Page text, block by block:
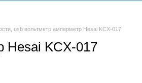
usb вольтметр амперметр Hesai KCX-017
Hesai KCX-017